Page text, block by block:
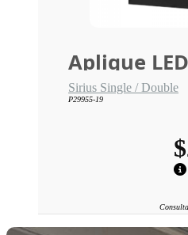
Aplique
Sirius Single / Double
P29955-19